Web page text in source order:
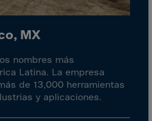
MX
nombres más
Latina. La empresa
de 13,000 herramientas
y aplicaciones.